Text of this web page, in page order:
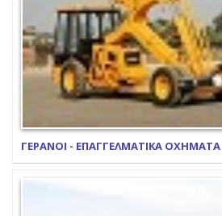
ΓΕΡΑΝΟΙ - ΕΠΑΓΓΕΛΜΑΤΙΚΑ ΟΧΗΜΑΤΑ